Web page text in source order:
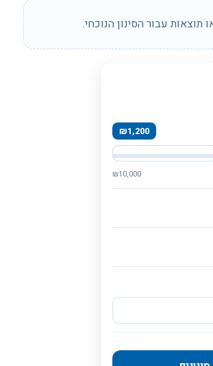
תוצאות עבור הסינון הנוכחי.
₪1,200
₪10,000